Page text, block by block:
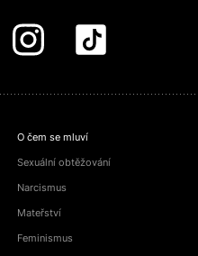
O čem se mluví
Sexuální obtěžování
Narcismus
Mateřství
Feminismus